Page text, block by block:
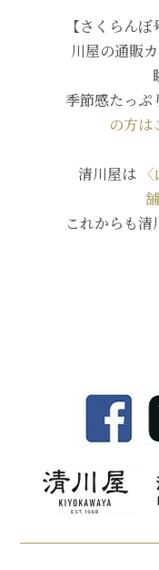
【さくらん
川屋の通販
季節感たっぷ
の方は
清川屋は
これからも